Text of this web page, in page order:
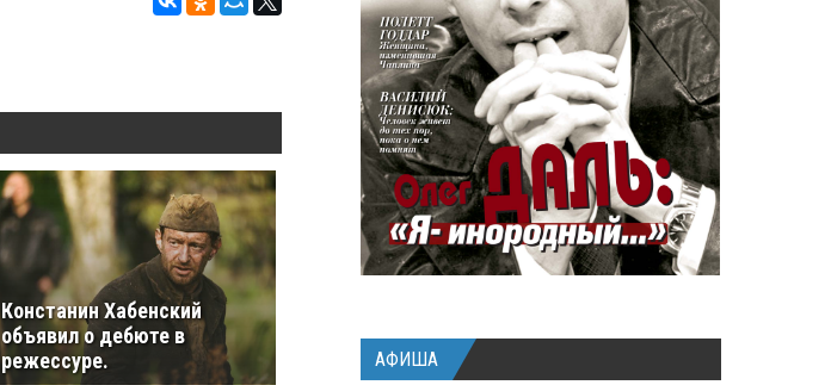
Констанин Хабенский
объявил о дебюте в
режессуре.
АФИША